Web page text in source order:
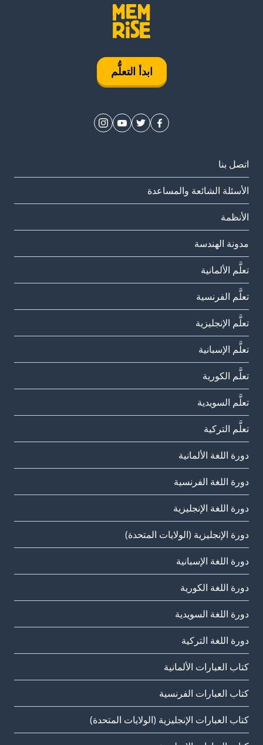
ابدأ التعلُّم
اتصل بنا
الأسئلة الشائعة والمساعدة
الأنظمة
مدونة الهندسة
تعلَّم الألمانية
تعلَّم الفرنسية
تعلَّم الإنجليزية
تعلَّم الإسبانية
تعلَّم الكورية
تعلَّم السويدية
تعلَّم التركية
دورة اللغة الألمانية
دورة اللغة الفرنسية
دورة اللغة الإنجليزية
دورة الإنجليزية (الولايات المتحدة)
دورة اللغة الإسبانية
دورة اللغة الكورية
دورة اللغة السويدية
دورة اللغة التركية
كتاب العبارات الألمانية
كتاب العبارات الفرنسية
كتاب العبارات الإنجليزية (الولايات المتحدة)